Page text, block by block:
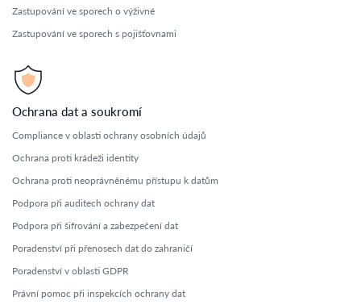
Zastupování ve sporech o výživné
Zastupování ve sporech s pojišťovnami
Ochrana dat a soukromí
Compliance v oblasti ochrany osobních údajů
Ochrana proti krádeži identity
Ochrana proti neoprávněnému přístupu k datům
Podpora při auditech ochrany dat
Podpora při šifrování a zabezpečení dat
Poradenství při přenosech dat do zahraničí
Poradenství v oblasti GDPR
Právní pomoc při inspekcích ochrany dat